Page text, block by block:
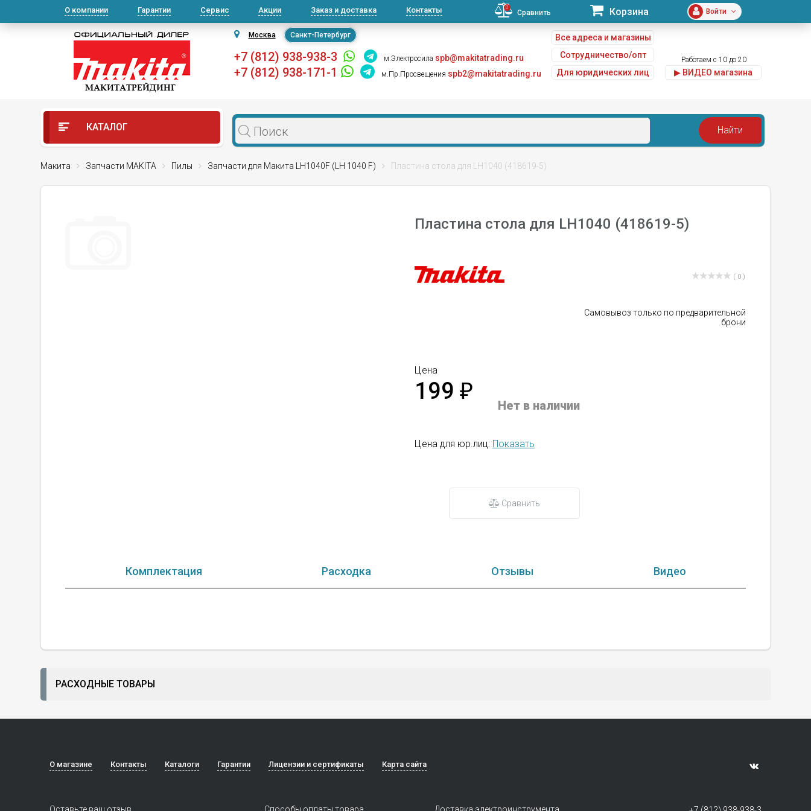
О компании Гарантии Сервис Акции Заказ и доставка Контакты 0
Сравнить Корзина Войти
Москва Санкт-Петербург
+7 (812) 938-938-3 м.Электросила spb@makitatrading.ru
+7 (812) 938-171-1 м.Пр.Просвещения spb2@makitatrading.ru
Все адреса и магазины
Сотрудничество/опт
Для юридических лиц
Работаем с 10 до 20
▶ ВИДЕО магазина
КАТАЛОГ
Макита Запчасти MAKITA Пилы Запчасти для Макита LH1040F (LH 1040 F) Пластина стола для LH1040 (418619-5)
Пластина стола для LH1040 (418619-5)
( 0 )
Самовывоз только по предварительной
брони
Цена
199 ₽
Нет в наличии
Цена для юр.лиц: Показать
Сравнить
Комплектация Расходка Отзывы Видео
РАСХОДНЫЕ ТОВАРЫ
О магазине Контакты Каталоги Гарантии Лицензии и сертификаты Карта сайта